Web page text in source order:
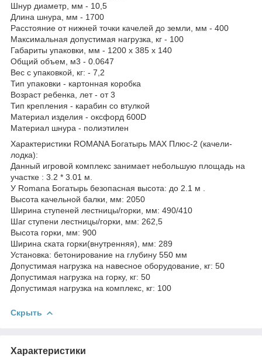
Шнур диаметр, мм - 10,5
Длина шнура, мм - 1700
Расстояние от нижней точки качелей до земли, мм - 400
Максимальная допустимая нагрузка, кг - 100
Габариты упаковки, мм - 1200 х 385 х 140
Общий объем, м3 - 0.0647
Вес с упаковкой, кг: - 7,2
Тип упаковки - картонная коробка
Возраст ребенка, лет - от 3
Тип крепления - карабин со втулкой
Материал изделия - оксфорд 600D
Материал шнура - полиэтилен
Характеристики ROMANA Богатырь MAX Плюс-2 (качели-
лодка):
Данный игровой комплекс занимает небольшую площадь на
участке : 3.2 * 3.01 м.
У Romana Богатырь безопасная высота: до 2.1 м .
Высота качельной балки, мм: 2050
Ширина ступеней лестницы/горки, мм: 490/410
Шаг ступени лестницы/горки, мм: 262,5
Высота горки, мм: 900
Ширина ската горки(внутренняя), мм: 289
Установка: бетонирование на глубину 550 мм
Допустимая нагрузка на навесное оборудование, кг: 50
Допустимая нагрузка на горку, кг: 50
Допустимая нагрузка на комплекс, кг: 100
Скрыть
Характеристики